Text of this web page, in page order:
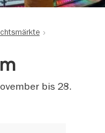
bis 28.